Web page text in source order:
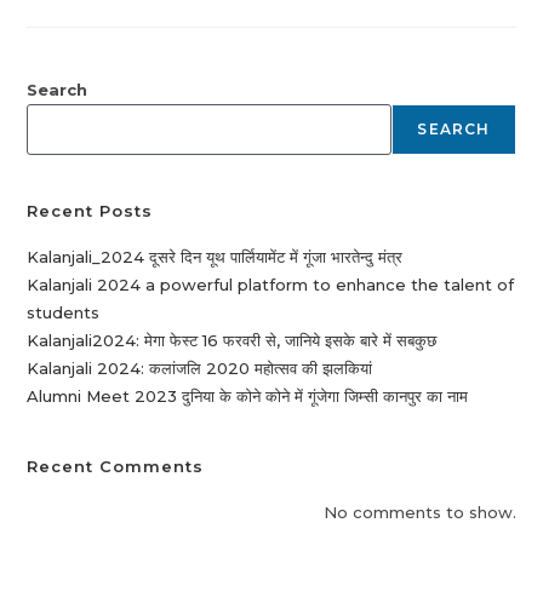
Search
SEARCH
Recent Posts
Kalanjali_2024 दूसरे दिन यूथ पार्लियामेंट में गूंजा भारतेन्दु मंत्र
Kalanjali 2024 a powerful platform to enhance the talent of
students
Kalanjali2024: मेगा फेस्ट 16 फरवरी से, जानिये इसके बारे में सबकुछ
Kalanjali 2024: कलांजलि 2020 महोत्सव की झलकियां
Alumni Meet 2023 दुनिया के कोने कोने में गूंजेगा जिम्सी कानपुर का नाम
Recent Comments
No comments to show.